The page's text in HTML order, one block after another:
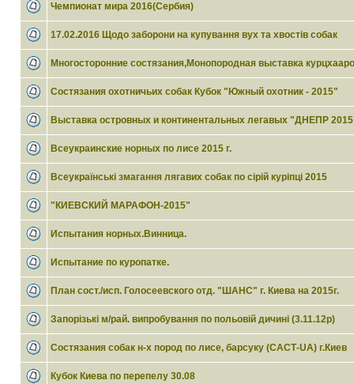
Чемпионат мира 2016(Сербия)
17.02.2016 Щодо заборони на купування вух та хвостів собак
Многосторонние состязания,Монопородная выставка
Состязания охотничьих собак Кубок "Южный охотник - 2015"
Выставка островных и континентальных легавых "ДНЕПР
Всеукраинские норных по лисе 2015 г.
Всеукраїнські змагання лягавих собак по сірій куріпці 2015
"КИЕВСКИЙ МАРАФОН-2015"
Испытания норных.Винница.
Испытание по куропатке.
План сост./исп. Голосеевского отд. "ШАНС" г. Киева на 2015г.
Запорізькі м/рай. випробування по польовій дичині (3.11.12р)
Состязания собак н-х пород по лисе, барсуку (САСТ-UA) г.Киев
Кубок Киева по перепелу 30.08